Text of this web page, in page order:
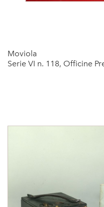
Moviola
Serie VI n. 118, Officine